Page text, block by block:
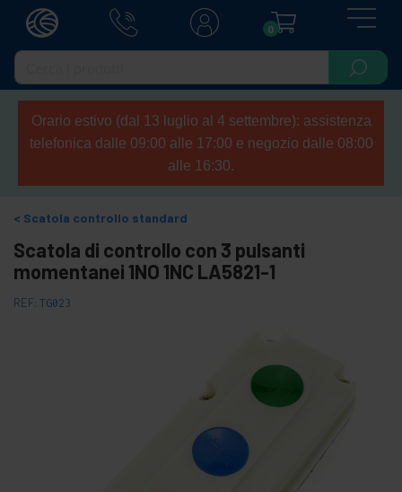
0
Orario estivo (dal 13 luglio al 4 settembre): assistenza
telefonica dalle 09:00 alle 17:00 e negozio dalle 08:00
alle 16:30.
Scatola controllo standard
Scatola di controllo con 3 pulsanti
momentanei 1NO 1NC LA5821-1
REF: TG023